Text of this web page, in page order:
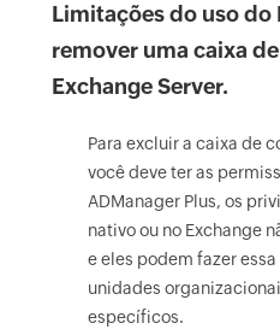
Limitações do uso do
remover uma caixa
Exchange Server.
Para excluir a caixa de
você deve ter as
ADManager Plus, os
nativo ou no Exchange
e eles podem fazer
unidades
específicos.